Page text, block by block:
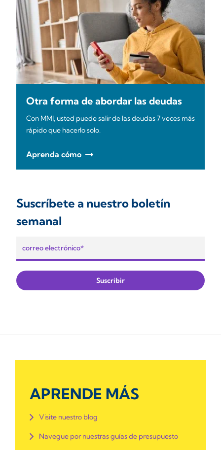
Otra forma de abordar las deudas
Con MMI, usted puede salir de las deudas 7 veces más
rápido que hacerlo solo.
Aprenda cómo
Suscríbete a nuestro boletín
semanal
APRENDE MÁS
Visite nuestro blog
Navegue por nuestras guías de presupuesto